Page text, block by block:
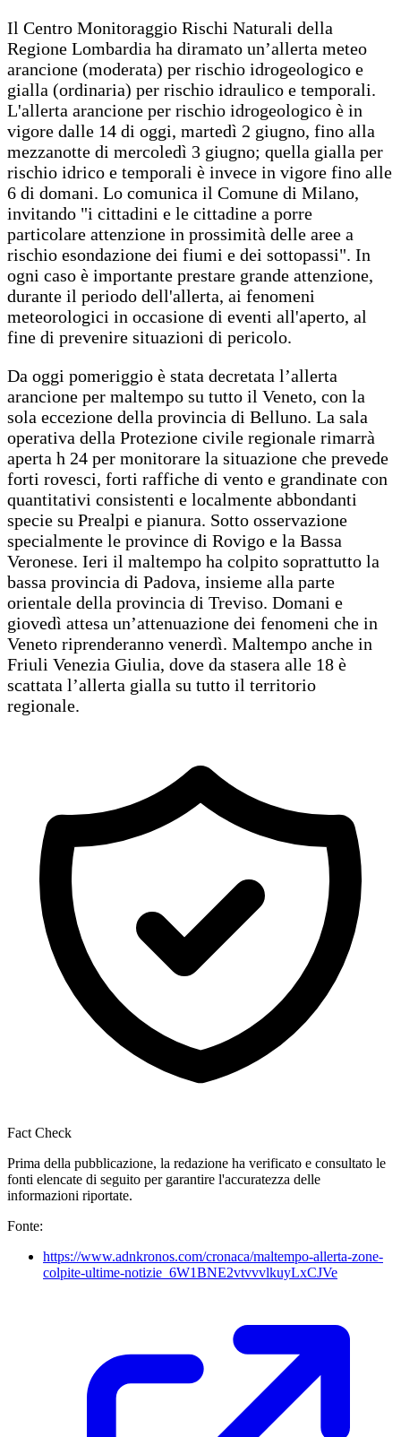
Il Centro Monitoraggio Rischi Naturali della
Regione Lombardia ha diramato un’allerta meteo
arancione (moderata) per rischio idrogeologico e
gialla (ordinaria) per rischio idraulico e temporali.
L'allerta arancione per rischio idrogeologico è in
vigore dalle 14 di oggi, martedì 2 giugno, fino alla
mezzanotte di mercoledì 3 giugno; quella gialla per
rischio idrico e temporali è invece in vigore fino alle
6 di domani. Lo comunica il Comune di Milano,
invitando "i cittadini e le cittadine a porre
particolare attenzione in prossimità delle aree a
rischio esondazione dei fiumi e dei sottopassi". In
ogni caso è importante prestare grande attenzione,
durante il periodo dell'allerta, ai fenomeni
meteorologici in occasione di eventi all'aperto, al
fine di prevenire situazioni di pericolo.
Da oggi pomeriggio è stata decretata l’allerta
arancione per maltempo su tutto il Veneto, con la
sola eccezione della provincia di Belluno. La sala
operativa della Protezione civile regionale rimarrà
aperta h 24 per monitorare la situazione che prevede
forti rovesci, forti raffiche di vento e grandinate con
quantitativi consistenti e localmente abbondanti
specie su Prealpi e pianura. Sotto osservazione
specialmente le province di Rovigo e la Bassa
Veronese. Ieri il maltempo ha colpito soprattutto la
bassa provincia di Padova, insieme alla parte
orientale della provincia di Treviso. Domani e
giovedì attesa un’attenuazione dei fenomeni che in
Veneto riprenderanno venerdì. Maltempo anche in
Friuli Venezia Giulia, dove da stasera alle 18 è
scattata l’allerta gialla su tutto il territorio
regionale.
Fact Check
Prima della pubblicazione, la redazione ha verificato e consultato le
fonti elencate di seguito per garantire l'accuratezza delle
informazioni riportate.
Fonte:
https://www.adnkronos.com/cronaca/maltempo-allerta-zone-
colpite-ultime-notizie_6W1BNE2vtvvvlkuyLxCJVe